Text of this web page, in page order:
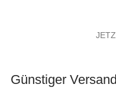
Günstiger Versand